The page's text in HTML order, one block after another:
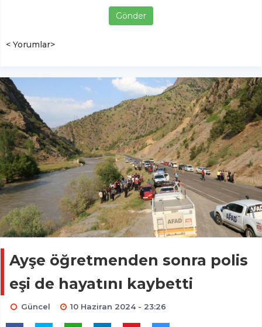
Gönder
< Yorumlar>
Ayşe öğretmenden sonra polis
eşi de hayatını kaybetti
Güncel 10 Haziran 2024 - 23:26